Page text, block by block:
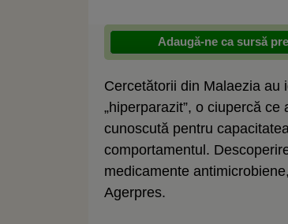
Adaugă-ne ca sursă
Cercetătorii din Malaezia au
„hiperparazit”, o ciupercă
cunoscută pentru
comportamentul.
medicamente
Agerpres.